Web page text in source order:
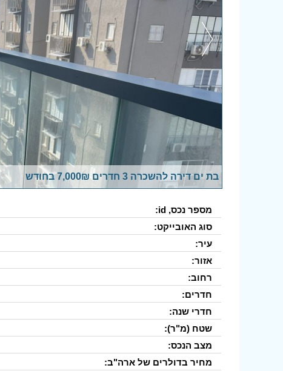
בת ים דירה להשכרה 3 חדרים 7,000₪ בחודש
מספר נכס, id:
סוג האובייקט:
עיר:
אזור:
רחוב:
חדרים:
חדרי שנה:
שטח (מ"ר):
מצב הנכס:
מחיר בדולרים של ארה"ב: